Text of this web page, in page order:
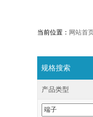
当前位置： 网站首
规格搜索
产品类型